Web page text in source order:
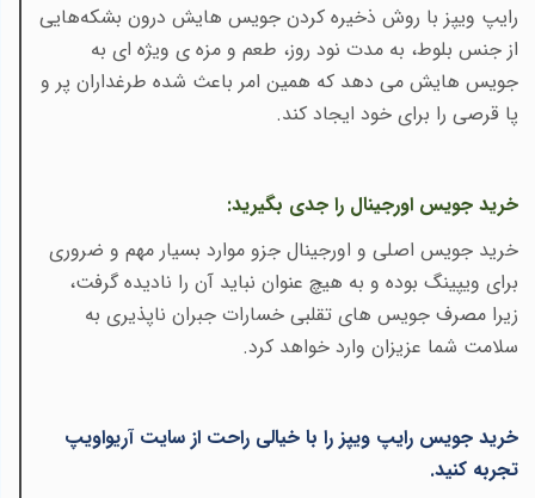
رایپ‌ ویپز با روش ذخیره ‌کردن جویس هایش درون بشکه‌هایی
از جنس بلوط، به مدت نود روز، طعم و مزه ی ویژه ای به
جویس هایش می دهد که همین امر باعث شده طرغداران پر و
پا قرصی را برای خود ایجاد کند.
خرید جویس اورجینال را جدی بگیرید:
خرید جویس اصلی و اورجینال جزو موارد بسیار مهم و ضروری
برای ویپینگ بوده و به هیچ عنوان نباید آن را نادیده گرفت،
زیرا مصرف جویس های تقلبی خسارات جبران ناپذیری به
سلامت شما عزیزان وارد خواهد کرد.
خرید جویس رایپ ویپز را با خیالی راحت از سایت آریواویپ
تجربه کنید.